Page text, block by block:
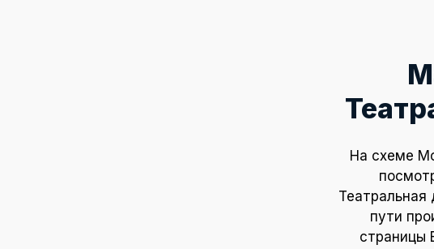
На схеме
пути
страницы